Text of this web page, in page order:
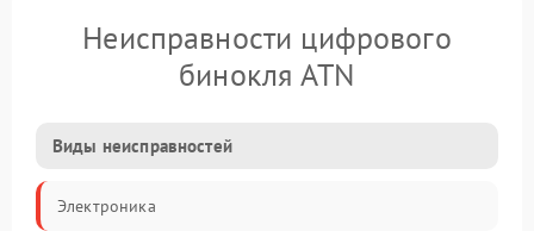
Неисправности цифрового
бинокля ATN
Виды неисправностей
Электроника